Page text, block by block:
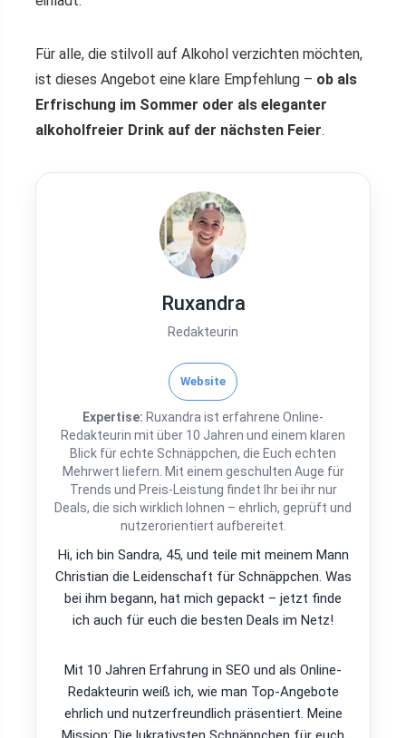
Für alle, die stilvoll auf Alkohol verzichten möchten,
ist dieses Angebot eine klare Empfehlung – ob als
Erfrischung im Sommer oder als eleganter
alkoholfreier Drink auf der nächsten Feier.
Ruxandra
Redakteurin
Website
Expertise: Ruxandra ist erfahrene Online-
Redakteurin mit über 10 Jahren und einem klaren
Blick für echte Schnäppchen, die Euch echten
Mehrwert liefern. Mit einem geschulten Auge für
Trends und Preis-Leistung findet Ihr bei ihr nur
Deals, die sich wirklich lohnen – ehrlich, geprüft und
nutzerorientiert aufbereitet.
Hi, ich bin Sandra, 45, und teile mit meinem Mann
Christian die Leidenschaft für Schnäppchen. Was
bei ihm begann, hat mich gepackt – jetzt finde
ich auch für euch die besten Deals im Netz!
Mit 10 Jahren Erfahrung in SEO und als Online-
Redakteurin weiß ich, wie man Top-Angebote
ehrlich und nutzerfreundlich präsentiert. Meine